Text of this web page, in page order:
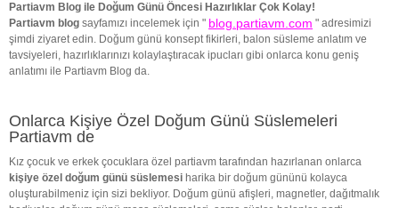
Partiavm Blog ile Doğum Günü Öncesi Hazırlıklar Çok Kolay!
Partiavm blog sayfamızı incelemek için " blog.partiavm.com " adresimizi
şimdi ziyaret edin. Doğum günü konsept fikirleri, balon süsleme anlatım ve
tavsiyeleri, hazırlıklarınızı kolaylaştıracak ipucları gibi onlarca konu geniş
anlatımı ile Partiavm Blog da.
Onlarca Kişiye Özel Doğum Günü Süslemeleri
Partiavm de
Kız çocuk ve erkek çocuklara özel partiavm tarafından hazırlanan onlarca
kişiye özel doğum günü süslemesi harika bir doğum gününü kolayca
oluşturabilmeniz için sizi bekliyor. Doğum günü afişleri, magnetler, dağıtmalık